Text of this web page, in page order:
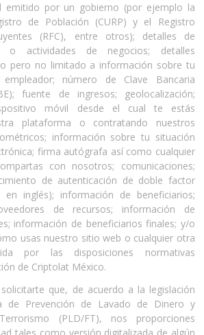
emitido por un gobierno (por ejemplo la
de Población (CURP) y el Registro
(RFC), entre otros); detalles de
o actividades de negocios; detalles
pero no limitado a información sobre tu
número de Clave Bancaria
fuente de ingresos; geolocalización;
móvil desde el cual te estás
plataforma o contratando nuestros
información sobre tu situación
firma autógrafa así como cualquier
con nosotros; comunicaciones;
de autenticación de doble factor
inglés); información de beneficiarios;
de recursos; información de
información de beneficiarios finales; y/o
usas nuestro sitio web o cualquier otra
por las disposiciones normativas
de Criptolat México.
que, de acuerdo a la legislación
de Prevención de Lavado de Dinero y
(PLD/FT), nos proporciones